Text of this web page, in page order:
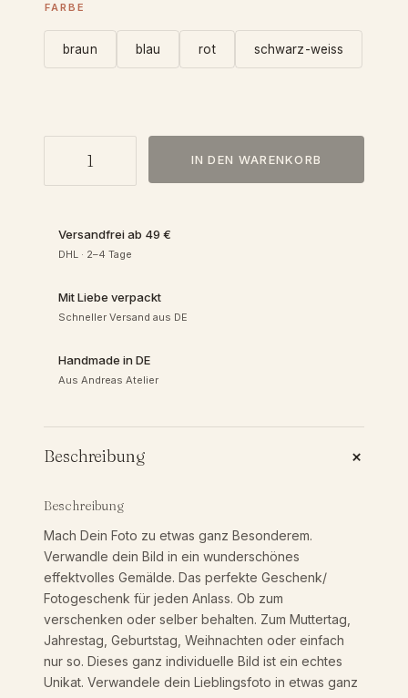
p
n
n
1
,
0
€
b
FARBE
braun blau rot schwarz-weiss
r
e
P
s
e
r
|
D
i
g
i
t
IN DEN WARENKORB
Versandfrei ab 49 €
DHL · 2–4 Tage
Mit Liebe verpackt
Schneller Versand aus DE
Handmade in DE
Aus Andreas Atelier
Beschreibung +
Beschreibung
Mach Dein Foto zu etwas ganz Besonderem.
Verwandle dein Bild in ein wunderschönes
effektvolles Gemälde. Das perfekte Geschenk/
Fotogeschenk für jeden Anlass. Ob zum
verschenken oder selber behalten. Zum Muttertag,
Jahrestag, Geburtstag, Weihnachten oder einfach
nur so. Dieses ganz individuelle Bild ist ein echtes
Unikat. Verwandele dein Lieblingsfoto in etwas ganz